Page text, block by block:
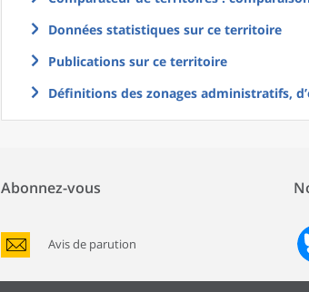
Données statistiques sur ce territoire
Publications sur ce territoire
Définitions des zonages administratifs,
Abonnez-vous
Avis de parution